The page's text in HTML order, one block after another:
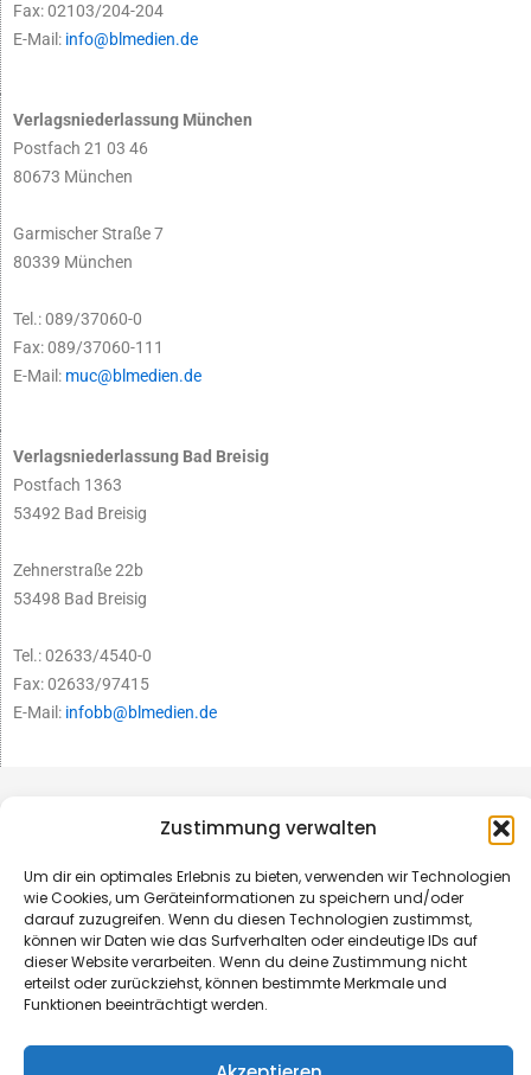
Zustimmung verwalten
Um dir ein optimales Erlebnis zu bieten, verwenden wir Technologien
wie Cookies, um Geräteinformationen zu speichern und/oder
darauf zuzugreifen. Wenn du diesen Technologien zustimmst,
können wir Daten wie das Surfverhalten oder eindeutige IDs auf
dieser Website verarbeiten. Wenn du deine Zustimmung nicht
erteilst oder zurückziehst, können bestimmte Merkmale und
Funktionen beeinträchtigt werden.
Fax: 02103/204-204
E-Mail: info@blmedien.de
Verlagsniederlassung München
Postfach 21 03 46
80673 München
Garmischer Straße 7
80339 München
Tel.: 089/37060-0
Fax: 089/37060-111
E-Mail: muc@blmedien.de
Verlagsniederlassung Bad Breisig
Postfach 1363
53492 Bad Breisig
Zehnerstraße 22b
53498 Bad Breisig
Tel.: 02633/4540-0
Fax: 02633/97415
E-Mail: infobb@blmedien.de